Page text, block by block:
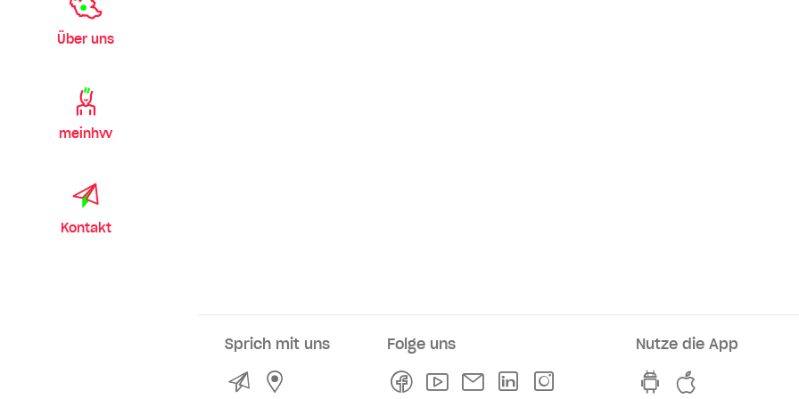
Über uns
meinhvv
Kontakt
Sprich mit uns
KontaktService- und Verkaufsstellen
Folge uns
FacebookYoutubeNewsletterLinkedln
Nutze die App
hvv switch App